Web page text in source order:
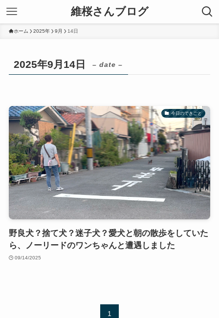
維桜さんブログ
ホーム 2025年 9月 14日
2025年9月14日 – date –
今日のできごと
野良犬？捨て犬？迷子犬？愛犬と朝の散歩をしていた
ら、ノーリードのワンちゃんと遭遇しました
09/14/2025
1